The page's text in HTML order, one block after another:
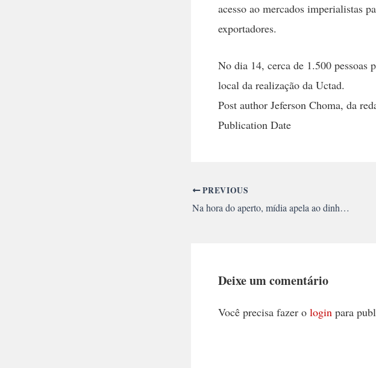
acesso ao mercados imperialistas
exportadores.
No dia 14, cerca de 1.500
local da realização da Uctad.
Post author Jeferson Choma, da
Publication Date
PREVIOUS
Na hora do aperto, mídia apela ao dinheiro público
Deixe um comentário
Você precisa fazer o login para